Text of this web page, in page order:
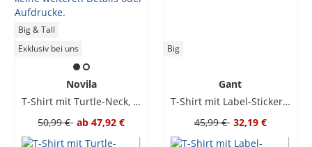
Big & Tall
Exklusiv bei uns
Novila
T-Shirt mit Turtle-Neck, Unterhemd
50,99 € ab 47,92 €
Big
Gant
T-Shirt mit Label-Stickerei, Regular Fit
45,99 € 32,19 €